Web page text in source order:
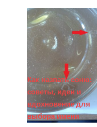
Как назвать соню:
советы, идеи и
вдохновение для
выбора имени